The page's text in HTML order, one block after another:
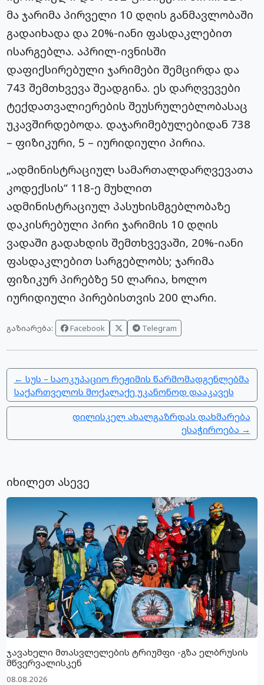
მა ჯარიმა პირველი 10 დღის განმავლობაში
გადაიხადა და 20%-იანი ფასდაკლებით
ისარგებლა. აპრილ-ივნისში
დაფიქსირებული ჯარიმები შემცირდა და
743 შემთხვევა შეადგინა. ეს დარღვევები
ტექდათვალიერების შეუსრულებლობასაც
უკავშირდებოდა. დაჯარიმებულებიდან 738
– ფიზიკური, 5 – იურიდიული პირია.
„ადმინისტრაციულ სამართალდარღვევათა
კოდექსის“ 118-ე მუხლით
ადმინისტრაციულ პასუხისმგებლობაზე
დაკისრებული პირი ჯარიმის 10 დღის
ვადაში გადახდის შემთხვევაში, 20%-იანი
ფასდაკლებით სარგებლობს; ჯარიმა
ფიზიკურ პირებზე 50 ლარია, ხოლო
იურიდიული პირებისთვის 200 ლარი.
გაზიარება: Facebook Telegram
← სუს – საოკუპაციო რეჟიმის წარმომადგენლებმა
საქართველოს მოქალაქე უკანონოდ დააკავეს
დილისკელ ახალგაზრდას დახმარება
ესაჭიროება →
იხილეთ ასევე
ჯავახელი მთასვლელების ტრიუმფი -გზა ელბრუსის
მწვერვალისკენ
08.08.2026